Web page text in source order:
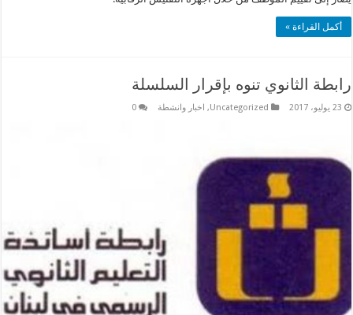
أكمل القراءة »
رابطة الثانوي تنوه بإقرار السلسلة
23 يوليو، 2017 Uncategorized
, اخبار وانشطة 0